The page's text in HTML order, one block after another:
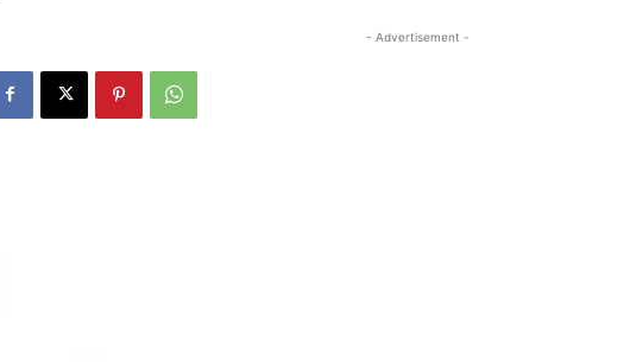
- Advertisement -